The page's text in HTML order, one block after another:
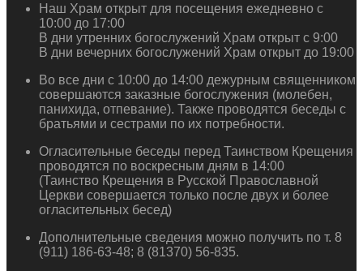
Наш Храм открыт для посещения ежедневно с
10:00 до 17:00
В дни утренних богослужений Храм открыт с 9:00
В дни вечерних богослужений Храм открыт до 19:00
Во все дни с 10:00 до 14:00 дежурным священником
совершаются заказные богослужения (молебен,
панихида, отпевание). Также проводятся беседы с
братьями и сестрами по их потребности.
Огласительные беседы перед Таинством Крещения
проводятся по воскресным дням в 14:00
(Таинство Крещения в Русской Православной
Церкви совершается только после двух и более
огласительных бесед)
Дополнительные сведения можно получить по т. 8
(911) 186-63-48; 8 (81370) 56-835.